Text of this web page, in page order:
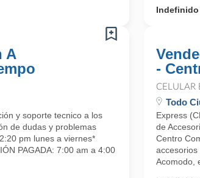
Indefinido
A
y soporte tecnico a los
de dudas y problemas
pm lunes a viernes*
PAGADA: 7:00 am a 4:00
-
CELULAR
Todo
Express
de
Centro
Acomodo,